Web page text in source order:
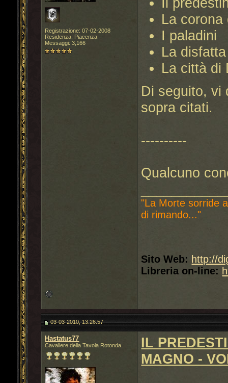
Registrazione: 07-02-2008
Residenza: Piacenza
Messaggi: 3,166
La corona
I paladini
La
La città di
Di seguito, vi
sopra citati.
----------
Qualcuno
"La Morte sorride
di rimando..."
Sito Web: http://
Libreria on-line:
03-03-2010, 13.26.57
Hastatus77
Cavaliere della Tavola Rotonda
IL
MAGNO -